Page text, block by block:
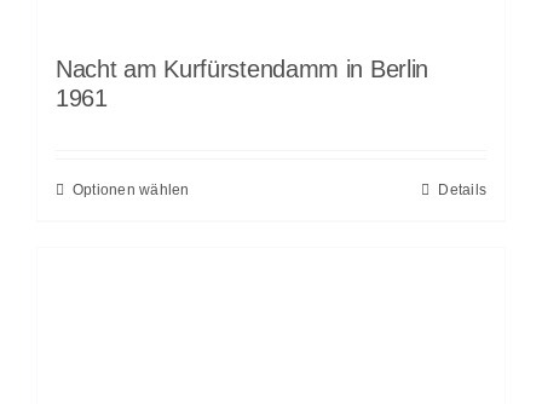
Nacht am Kurfürstendamm in Berlin
1961
Optionen wählen Details